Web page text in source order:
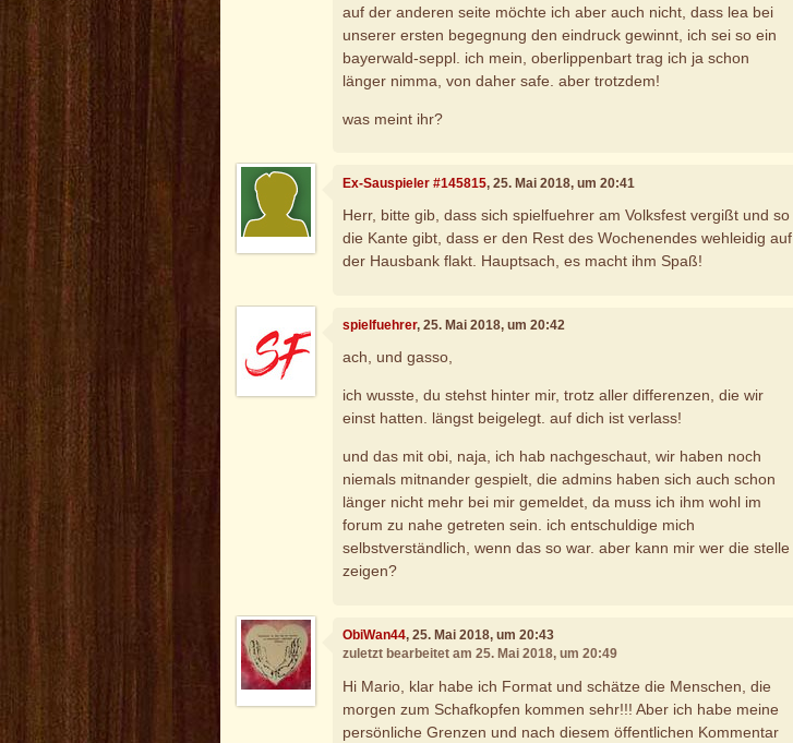
auf der anderen seite möchte ich aber auch nicht, dass lea bei
unserer ersten begegnung den eindruck gewinnt, ich sei so ein
bayerwald-seppl. ich mein, oberlippenbart trag ich ja schon
länger nimma, von daher safe. aber trotzdem!
was meint ihr?
Ex-Sauspieler #145815, 25. Mai 2018, um 20:41
Herr, bitte gib, dass sich spielfuehrer am Volksfest vergißt und so
die Kante gibt, dass er den Rest des Wochenendes wehleidig auf
der Hausbank flakt. Hauptsach, es macht ihm Spaß!
spielfuehrer, 25. Mai 2018, um 20:42
ach, und gasso,
ich wusste, du stehst hinter mir, trotz aller differenzen, die wir
einst hatten. längst beigelegt. auf dich ist verlass!
und das mit obi, naja, ich hab nachgeschaut, wir haben noch
niemals mitnander gespielt, die admins haben sich auch schon
länger nicht mehr bei mir gemeldet, da muss ich ihm wohl im
forum zu nahe getreten sein. ich entschuldige mich
selbstverständlich, wenn das so war. aber kann mir wer die stelle
zeigen?
ObiWan44, 25. Mai 2018, um 20:43
zuletzt bearbeitet am 25. Mai 2018, um 20:49
Hi Mario, klar habe ich Format und schätze die Menschen, die
morgen zum Schafkopfen kommen sehr!!! Aber ich habe meine
persönliche Grenzen und nach diesem öffentlichen Kommentar